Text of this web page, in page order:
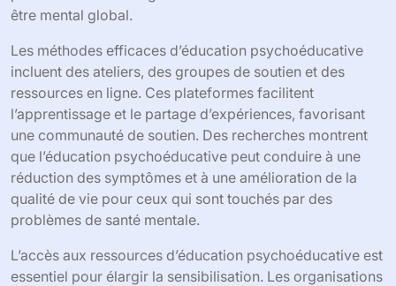
être mental global.
Les méthodes efficaces d’éducation psychoéducative
incluent des ateliers, des groupes de soutien et des
ressources en ligne. Ces plateformes facilitent
l’apprentissage et le partage d’expériences, favorisant
une communauté de soutien. Des recherches montrent
que l’éducation psychoéducative peut conduire à une
réduction des symptômes et à une amélioration de la
qualité de vie pour ceux qui sont touchés par des
problèmes de santé mentale.
L’accès aux ressources d’éducation psychoéducative est
essentiel pour élargir la sensibilisation. Les organisations